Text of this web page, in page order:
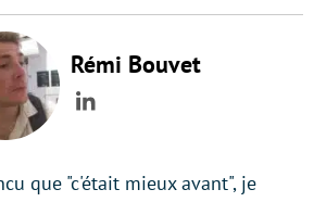
Rémi Bouvet
LinkedIn
que "c'était mieux avant", je